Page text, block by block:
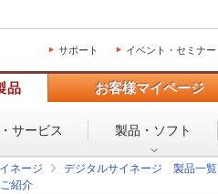
サポート イベント・セミナー
品 お客様マイページ
サービス 製品・ソフト
ネージ デジタルサイネージ 製品一覧
紹介